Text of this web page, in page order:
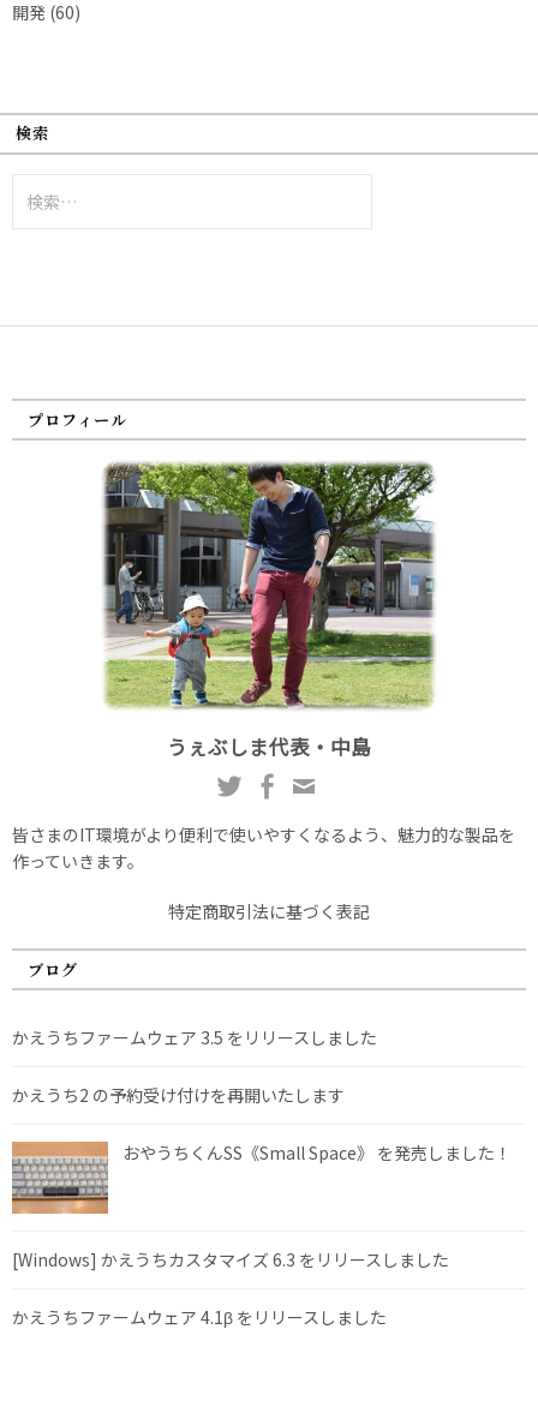
開発 (60)
検索
索:
プロフィール
うぇぶしま代表・中島
皆さまのIT環境がより便利で使いやすくなるよう、魅力的な製品を
作っていきます。
特定商取引法に基づく表記
ブログ
かえうちファームウェア 3.5 をリリースしました
かえうち2 の予約受け付けを再開いたします
おやうちくんSS《Small Space》 を発売しました！
[Windows] かえうちカスタマイズ 6.3 をリリースしました
かえうちファームウェア 4.1β をリリースしました